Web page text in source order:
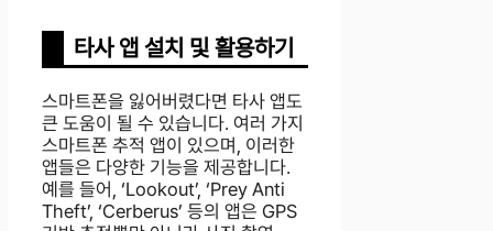
타사 앱 설치 및 활용하기
스마트폰을 잃어버렸다면 타사 앱도
큰 도움이 될 수 있습니다. 여러 가지
스마트폰 추적 앱이 있으며, 이러한
앱들은 다양한 기능을 제공합니다.
예를 들어, ‘Lookout’, ‘Prey Anti
Theft’, ‘Cerberus’ 등의 앱은 GPS